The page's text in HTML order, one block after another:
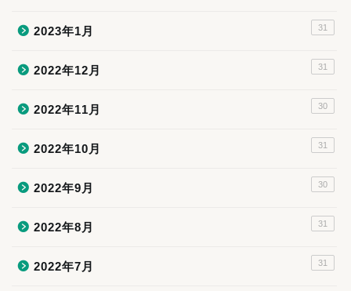
2023年1月 31
2022年12月 31
2022年11月 30
2022年10月 31
2022年9月 30
2022年8月 31
2022年7月 31